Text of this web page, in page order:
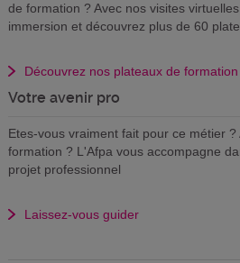
de formation ? Avec nos visites
immersion et découvrez plus de 60
Découvrez nos plateaux de
Votre avenir pro
Etes-vous vraiment fait pour ce métier
formation ? L'Afpa vous accompagne
projet professionnel
Laissez-vous guider